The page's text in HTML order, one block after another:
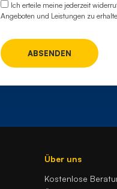
Ich erteile meine jederzeit
Angeboten und Leistungen zu
Über uns
Kostenlose